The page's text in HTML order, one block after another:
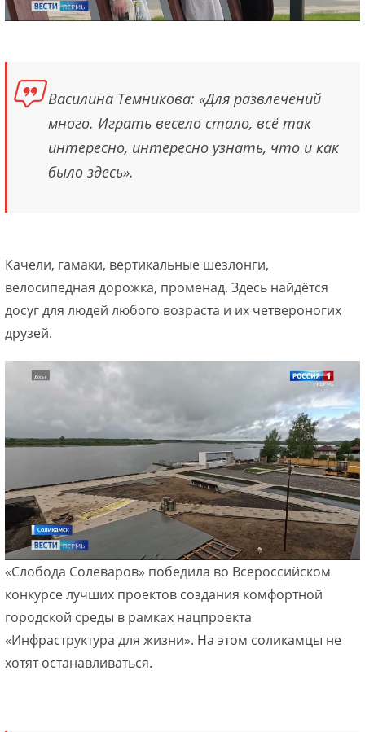
Василина Темникова: «Для развлечений
много. Играть весело стало, всё так
интересно, интересно узнать, что и как
было здесь».
Качели, гамаки, вертикальные шезлонги,
велосипедная дорожка, променад. Здесь найдётся
досуг для людей любого возраста и их четвероногих
друзей.
«Слобода Солеваров» победила во Всероссийском
конкурсе лучших проектов создания комфортной
городской среды в рамках нацпроекта
«Инфраструктура для жизни». На этом соликамцы не
хотят останавливаться.